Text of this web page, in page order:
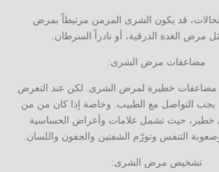
قد يكون الشرى المزمن مرتبطاً بمرض
مرض الغدة الدرقية، أو نادراً السرطان.
مضاعفات مرض الشرى:
مضاعفات خطيرة لمرض الشرى. لكن عند التعرض
التواصل مع الطبيب. وخاصة إذا كان من من
حيث تشمل علامات وأعراض الحساسية
التنفس وتورّم الشفتين والجفون واللسان.
تشخيص مرض الشرى: